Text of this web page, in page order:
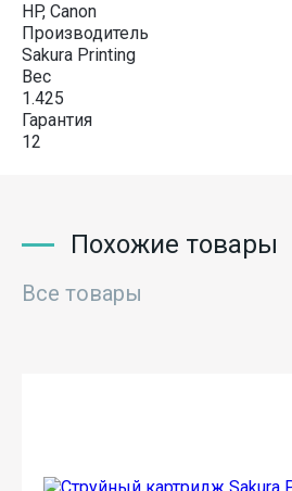
HP, Canon
Производитель
Sakura Printing
Вес
1.425
Гарантия
12
Похожие товары
Все товары